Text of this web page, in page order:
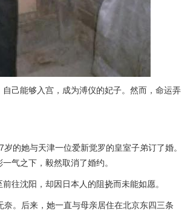
己能够入宫，成为溥仪的妃子。然而，命运弄
岁的她与天津一位爱新觉罗的皇室子弟订了婚。
气之下，毅然取消了婚约。
往沈阳，却因日本人的阻挠而未能如愿。
。后来，她一直与母亲居住在北京东四三条